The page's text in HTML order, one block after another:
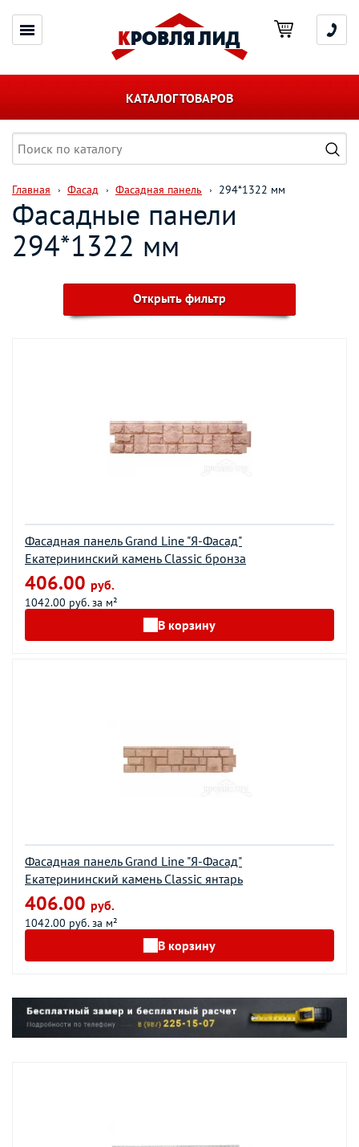
КАТАЛОГ ТОВАРОВ
Главная Фасад Фасадная панель 294*1322 мм
Фасадные панели
294*1322 мм
Открыть фильтр
Фасадная панель Grand Line "Я-Фасад"
Екатерининский камень Classic бронза
406.00 руб.
1042.00 руб. за м²
В корзину
Фасадная панель Grand Line "Я-Фасад"
Екатерининский камень Classic янтарь
406.00 руб.
1042.00 руб. за м²
В корзину